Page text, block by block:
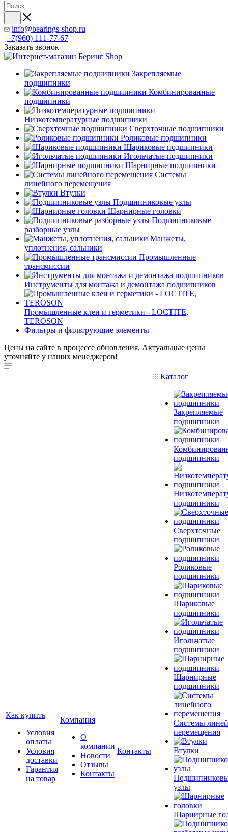
info@bearings-shop.ru
+7(960) 111-77-67
Заказать звонок
Закрепляемые
подшипники
Комбинированные
подшипники
Низкотемпературные подшипники
Сверхточные подшипники
Роликовые подшипники
Шариковые подшипники
Игольчатые подшипники
Шарнирные подшипники
Системы
линейного перемещения
Втулки
Подшипниковые узлы
Шарнирные головки
Подшипниковые
разборные узлы
Манжеты,
уплотнения, сальники
Промышленные
трансмиссии
Инструменты для монтажа и демонтажа подшипников
Промышленные клеи и герметики - LOCTITE,
TEROSON
Фильтры и фильтрующие элементы
Цены на сайте в процессе обновления. Актуальные цены
уточняйте у наших менеджеров!
Как купить
Условия
оплаты
Условия
доставки
Гарантия
на товар
Компания
О
компании
Новости
Отзывы
Контакты
Контакты
Каталог
Закрепляемые
подшипники
подшипники
подшипники
Сверхточные
подшипники
Роликовые
подшипники
Шариковые
подшипники
Игольчатые
подшипники
Шарнирные
подшипники
Системы
перемещения
Втулки
узлы
Шарнирные